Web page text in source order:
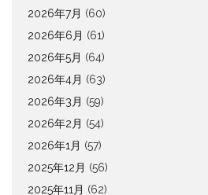
2026年7月 (60)
2026年6月 (61)
2026年5月 (64)
2026年4月 (63)
2026年3月 (59)
2026年2月 (54)
2026年1月 (57)
2025年12月 (56)
2025年11月 (62)